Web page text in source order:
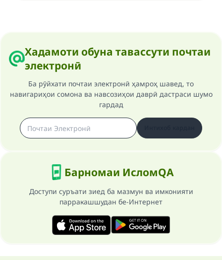
Хадамоти обуна тавассути почтаи
электронӣ
Ба рӯйхати почтаи электронӣ ҳамроҳ шавед, то
навигариҳои сомона ва навсозиҳои даврӣ дастраси шумо
гардад
Барномаи ИсломQA
Доступи суръати зиед ба мазмун ва имконияти
парракашшудан бе-Интернет